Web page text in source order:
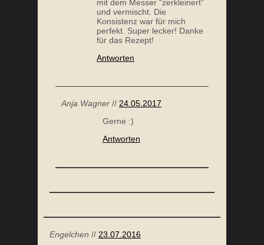
mit dem Messer “zerkleinert”
und vermischt. Die
Konsistenz war für mich
perfekt. Super lecker! Danke
für das Rezept!
Antworten
Anja Wagner // 24.05.2017
Gerne :)
Antworten
Engelchen // 23.07.2016